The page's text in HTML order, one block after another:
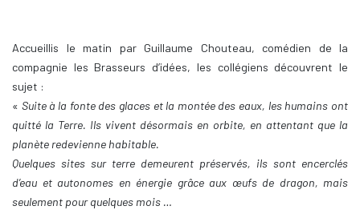
Accueillis le matin par Guillaume Chouteau, comédien de la
compagnie les Brasseurs d’idées, les collégiens découvrent le
sujet :
« Suite à la fonte des glaces et la montée des eaux, les humains ont
quitté la Terre. Ils vivent désormais en orbite, en attentant que la
planète redevienne habitable.
Quelques sites sur terre demeurent préservés, ils sont encerclés
d’eau et autonomes en énergie grâce aux œufs de dragon, mais
seulement pour quelques mois …